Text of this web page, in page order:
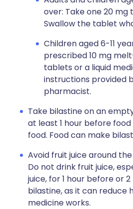
over: Take one 20 mg
Swallow the tablet
Children aged 6-11
prescribed 10 mg
tablets or a liquid
instructions provided
pharmacist.
Take bilastine on an
at least 1 hour before
food. Food can make
Avoid fruit juice around
Do not drink fruit juice,
juice, for 1 hour before or
bilastine, as it can reduce
medicine works.